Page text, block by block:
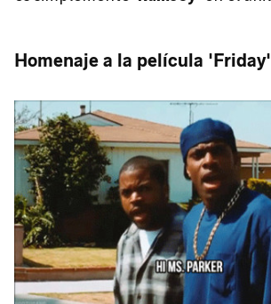
Homenaje a la película 'Friday'